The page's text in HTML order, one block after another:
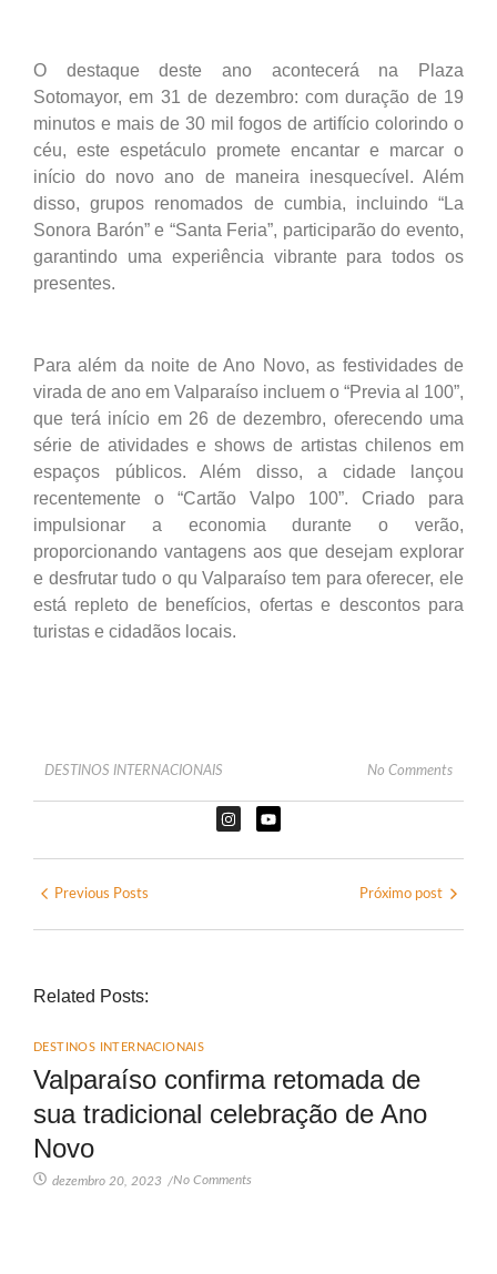
O destaque deste ano acontecerá na Plaza
Sotomayor, em 31 de dezembro: com duração de 19
minutos e mais de 30 mil fogos de artifício colorindo o
céu, este espetáculo promete encantar e marcar o
início do novo ano de maneira inesquecível. Além
disso, grupos renomados de cumbia, incluindo “La
Sonora Barón” e “Santa Feria”, participarão do evento,
garantindo uma experiência vibrante para todos os
presentes.
Para além da noite de Ano Novo, as festividades de
virada de ano em Valparaíso incluem o “Previa al 100”,
que terá início em 26 de dezembro, oferecendo uma
série de atividades e shows de artistas chilenos em
espaços públicos. Além disso, a cidade lançou
recentemente o “Cartão Valpo 100”. Criado para
impulsionar a economia durante o verão,
proporcionando vantagens aos que desejam explorar
e desfrutar tudo o qu Valparaíso tem para oferecer, ele
está repleto de benefícios, ofertas e descontos para
turistas e cidadãos locais.
DESTINOS INTERNACIONAIS No Comments
Previous Posts Próximo post
Related Posts:
DESTINOS INTERNACIONAIS
Valparaíso confirma retomada de
sua tradicional celebração de Ano
Novo
dezembro 20, 2023 /No Comments